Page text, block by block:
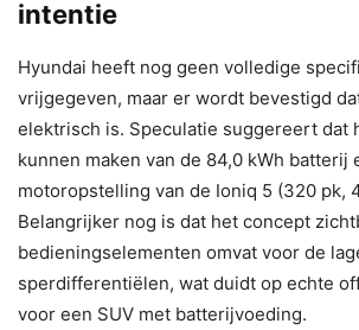
intentie
Hyundai heeft nog geen volledige
vrijgegeven, maar er wordt bevestigd
elektrisch is. Speculatie suggereert dat
kunnen maken van de 84,0 kWh batterij
motoropstelling van de Ioniq 5 (320 pk,
Belangrijker nog is dat het concept
bedieningselementen omvat voor de
sperdifferentiëlen, wat duidt op echte
voor een SUV met batterijvoeding.